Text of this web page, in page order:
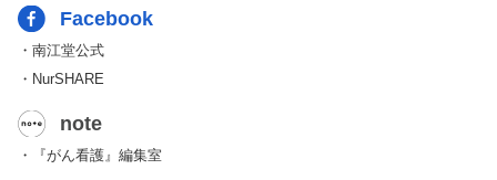
Facebook
・南江堂公式
・NurSHARE
note
・『がん看護』編集室